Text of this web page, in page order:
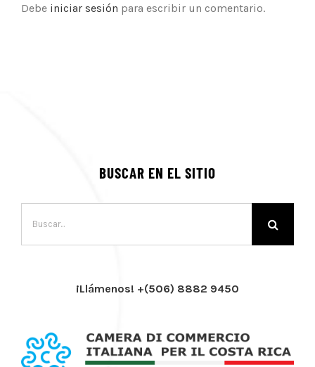
Debe iniciar sesión para escribir un comentario.
BUSCAR EN EL SITIO
¡Llámenos! +(506) 8882 9450